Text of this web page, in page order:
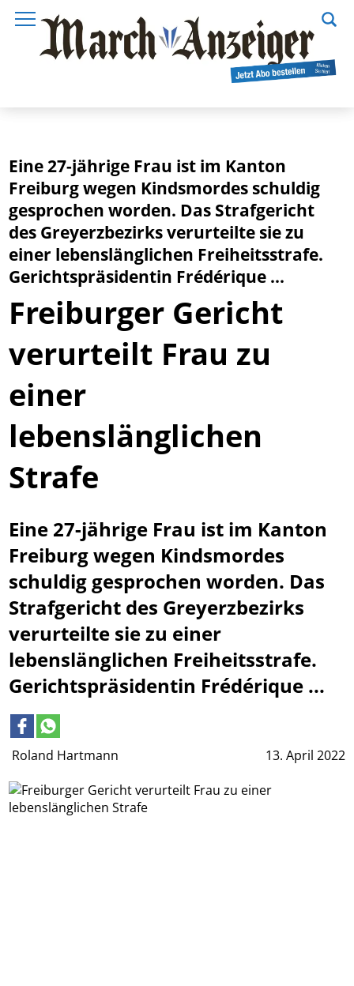
Roland Hartmann 13. April 2022
Eine 27-jährige Frau ist im Kanton
Freiburg wegen Kindsmordes schuldig
gesprochen worden. Das Strafgericht
des Greyerzbezirks verurteilte sie zu
einer lebenslänglichen Freiheitsstrafe.
Gerichtspräsidentin Frédérique ...
Freiburger Gericht
verurteilt Frau zu
einer
lebenslänglichen
Strafe
Eine 27-jährige Frau ist im Kanton
Freiburg wegen Kindsmordes
schuldig gesprochen worden. Das
Strafgericht des Greyerzbezirks
verurteilte sie zu einer
lebenslänglichen Freiheitsstrafe.
Gerichtspräsidentin Frédérique ...